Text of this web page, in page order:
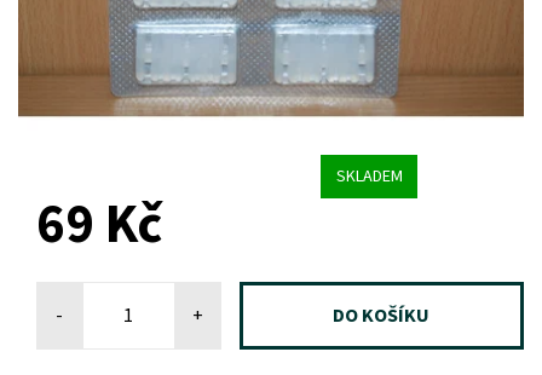
SKLADEM
69 Kč
- +